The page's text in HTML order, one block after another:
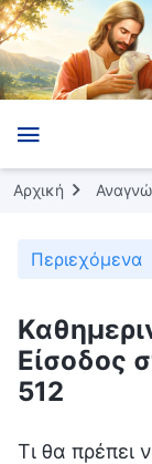
Αρχική
Περιεχόμενα
Είσοδος
512
Τι θα πρέπει